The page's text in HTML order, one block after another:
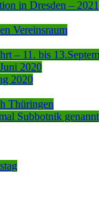
in Dresden – 2021
Vereinsraum
– 11. bis
2020
2020
Thüringen
Subbotnik genannt